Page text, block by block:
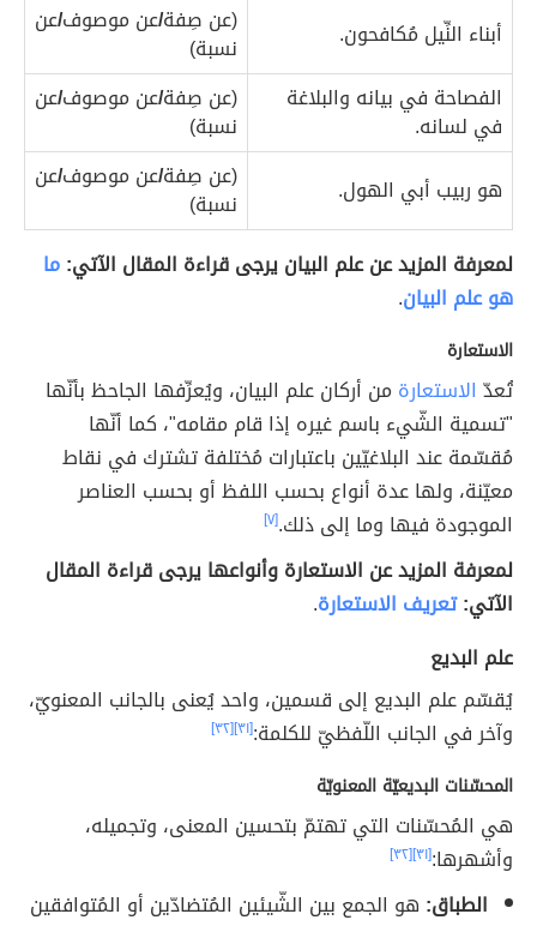
أبناء النِّيل مُكافحون.
(عن صِفة/عن موصوف/عن
نسبة)
الفصاحة في بيانه والبلاغة
في لسانه.
(عن صِفة/عن موصوف/عن
نسبة)
هو ربيب أبي الهول.
(عن صِفة/عن موصوف/عن
نسبة)
لمعرفة المزيد عن علم البيان يرجى قراءة المقال الآتي:ما
هو علم البيان.
الاستعارة
تُعدّ الاستعارة من أركان علم البيان، ويُعرِّفها الجاحظ بأنّها
"تسمية الشّيء باسم غيره إذا قام مقامه"، كما أنّها
مُقسّمة عند البلاغيّين باعتبارات مُختلفة تشترك في نقاط
معيّنة، ولها عدة أنواع بحسب اللفظ أو بحسب العناصر
الموجودة فيها وما إلى ذلك.[٧]
لمعرفة المزيد عن الاستعارة وأنواعها يرجى قراءة المقال
الآتي:تعريف الاستعارة.
علم البديع
يُقسّم علم البديع إلى قسمين، واحد يُعنى بالجانب المعنويّ،
وآخر في الجانب اللّفظيّ للكلمة:[٣١] [٣٢]
المحسّنات البديعيّة المعنويّة
هي المُحسّنات التي تهتمّ بتحسين المعنى، وتجميله،
وأشهرها:[٣١] [٣٢]
الطباق: هو الجمع بين الشّيئين المُتضادّين أو المُتوافقين